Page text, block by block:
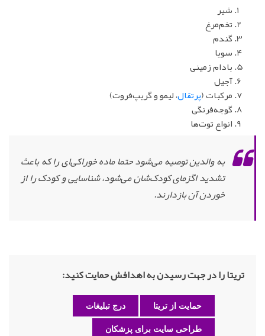
شیر
تخم‌مرغ
گندم
سویا
بادام زمینی
آجیل
مرکبات (پرتقال، لیمو و گریپ‌‌فروت)
گوجه‌فرنگی
انواع توت‌ها
به والدین توصیه می‌شود حتما ماده خوراکی‌ای را که باعث
تشدید اگزمای کودک‌شان می‌شود، شناسایی و کودک را از
خوردن آن بازدارند.
تریتا را در جهت رسیدن به اهدافش حمایت کنید:
حمایت از تریتا درج تبلیغات
طراحی سایت برای پزشکان